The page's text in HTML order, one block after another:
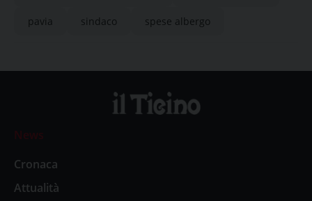
pavia sindaco spese albergo
News
Cronaca
Attualità